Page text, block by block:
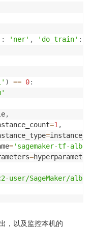
: 'ner' , 'do_train' :
) == 0:
,
=1 ,
=
='sagemaker-tf-
=
user/SageMaker/
，以及监控本机的